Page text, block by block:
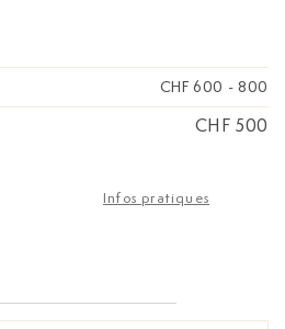
CHF 600 - 800
CHF 500
Infos pratiques